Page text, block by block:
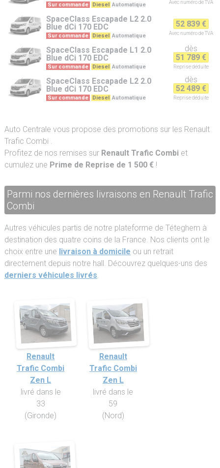
Sur commande Diesel Automatique Avec numéro de TVA
SpaceClass Escapade L2 2.0
Blue dCi 170 EDC
Sur commande Diesel Automatique
52 839 €
Avec numéro de TVA
SpaceClass Escapade L1 2.0
Blue dCi 170 EDC
Sur commande Diesel Automatique
dès
51 789 €
Reprisedéduite
SpaceClass Escapade L2 2.0
Blue dCi 170 EDC
Sur commande Diesel Automatique
dès
52 489 €
Reprisedéduite
Auto Centrale vous propose des promotions sur les Renault
Trafic Combi .
Profitez de nos remises sur Renault Trafic Combiet
cumulez une Prime de Reprise de 1 500 €!
Parmi nos dernières livraisons en Renault Trafic
Combi
Autres véhicules partis de notre plateforme de Téteghem à
destination des quatre coins de la France. Nos clients ont le
choix entre une livraison à domicile ou un retrait
directement depuis notre hall. Découvrez quelques-uns des
derniers véhicules livrés.
Renault
Trafic Combi
Zen L
livré dans le
33
(Gironde)
Renault
Trafic Combi
Zen L
livré dans le
59
(Nord)